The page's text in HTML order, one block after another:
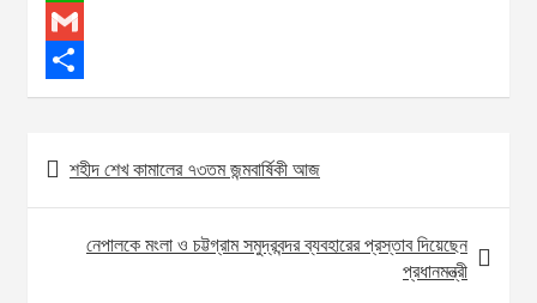
c
e
b
o
k
e
s
s
n
g
W
h
a
s
A
G
m
i
l
S
a
r
P
o
শহীদ শেখ কামালের ৭৩তম জন্মবার্ষিকী আজ
নেপালকে মংলা ও চট্টগ্রাম সমুদ্রবন্দর ব্যবহারের প্রস্তাব দিয়েছেন
প্রধানমন্ত্রী